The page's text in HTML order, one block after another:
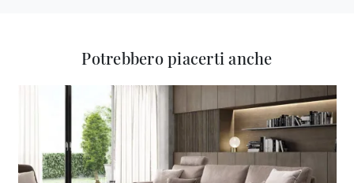
Potrebbero piacerti anche